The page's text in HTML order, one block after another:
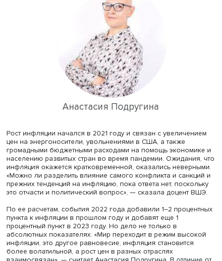
поглощению компаний (на 53% — в США, на 74% — в
АСЕАН), но это может быть следствием серии
сделок в предыдущие годы.
Ситуация с арестами российских активов в
степени уникальна, считает он. России в этой ситуации
придерживаться стратегии Франции, требовавшей 80
царские долги и добившейся их пусть и
возвращения. По мнению директора ИНИОН, следует
адекватно оценивать риски ведения бизнеса в Европе,
полагает эксперт, понимают, что конфискация активов
российских компаний приведет к резкому снижению
Доцент департамента мировой экономики ФМЭМП
Анастасия Подругинаотметила, что повышение темпов
инфляции связано с санкциями, но не вызвано ими
непосредственно. Низкие показатели роста цен в
предыдущие 25–30 лет связаны с глобализацией,
изменениями на рынке труда и успехами центробанков